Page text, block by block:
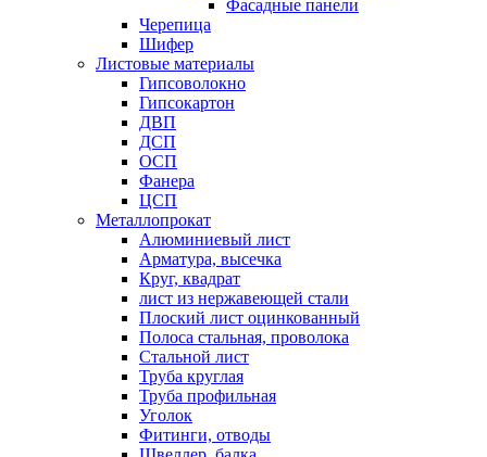
Фасадные панели
Черепица
Шифер
Листовые материалы
Гипсоволокно
Гипсокартон
ДВП
ДСП
ОСП
Фанера
ЦСП
Металлопрокат
Алюминиевый лист
Арматура, высечка
Круг, квадрат
лист из нержавеющей стали
Плоский лист оцинкованный
Полоса стальная, проволока
Стальной лист
Труба круглая
Труба профильная
Уголок
Фитинги, отводы